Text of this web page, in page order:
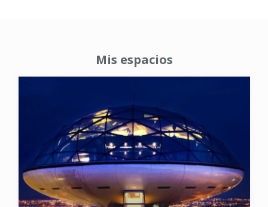
Mis espacios